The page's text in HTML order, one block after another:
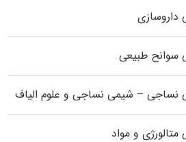
داروسازی
سوانح طبیعی
نساجی – شیمی نساجی و علوم الیاف
و مواد